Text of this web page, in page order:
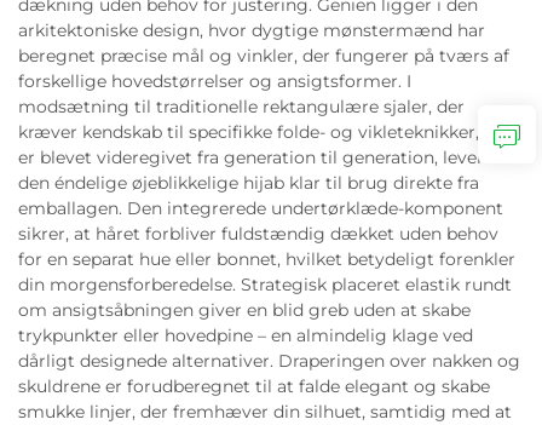
dækning uden behov for justering. Genien ligger i den
arkitektoniske design, hvor dygtige mønstermænd har
beregnet præcise mål og vinkler, der fungerer på tværs af
forskellige hovedstørrelser og ansigtsformer. I
modsætning til traditionelle rektangulære sjaler, der
kræver kendskab til specifikke folde- og vikleteknikker, der
er blevet videregivet fra generation til generation, leveres
den éndelige øjeblikkelige hijab klar til brug direkte fra
emballagen. Den integrerede undertørklæde-komponent
sikrer, at håret forbliver fuldstændig dækket uden behov
for en separat hue eller bonnet, hvilket betydeligt forenkler
din morgensforberedelse. Strategisk placeret elastik rundt
om ansigtsåbningen giver en blid greb uden at skabe
trykpunkter eller hovedpine – en almindelig klage ved
dårligt designede alternativer. Draperingen over nakken og
skuldrene er forudberegnet til at falde elegant og skabe
smukke linjer, der fremhæver din silhuet, samtidig med at